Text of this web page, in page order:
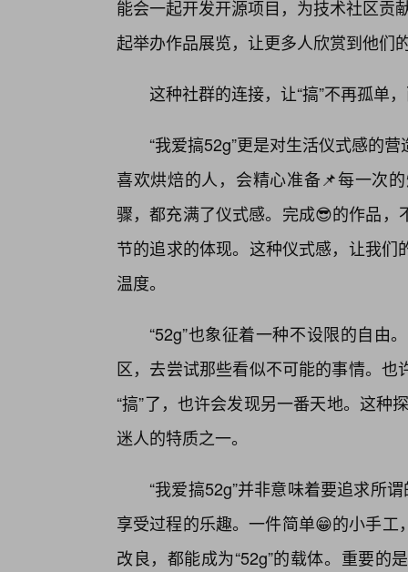
能会一起开发开源项目，为技术社区贡
起举办作品展览，让更多人欣赏到他们
这种社群的连接，让“搞”不再孤单
“我爱搞52g”更是对生活仪式感的
喜欢烘焙的人，会精心准备📌每一次
骤，都充满了仪式感。完成😎的作品
节的追求的体现。这种仪式感，让我
温度。
“52g”也象征着一种不设限的自由
区，去尝试那些看似不可能的事情。
“搞”了，也许会发现另一番天地。这种
迷人的特质之一。
“我爱搞52g”并非意味着要追求所
享受过程的乐趣。一件简单😁的小手
改良，都能成为“52g”的载体。重要的